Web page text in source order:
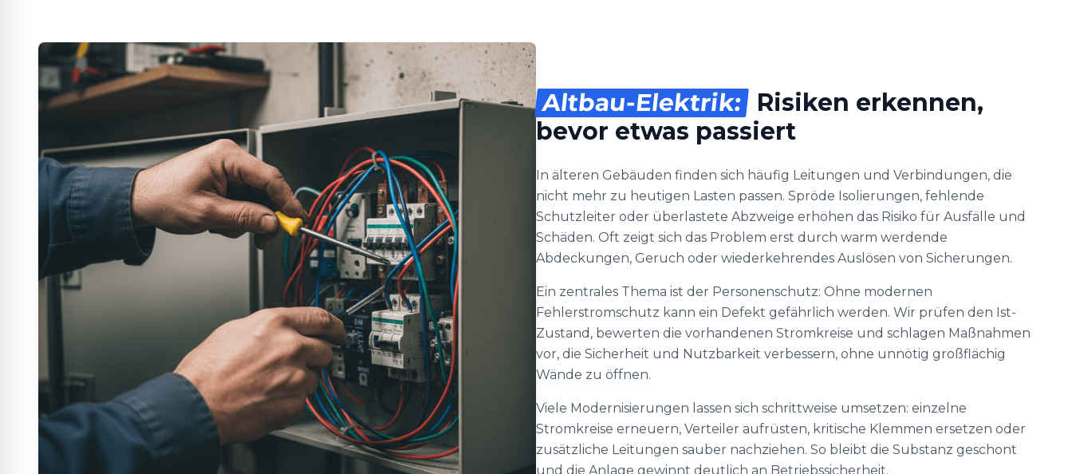
Altbau-Elektrik: Risiken erkennen,
bevor etwas passiert
In älteren Gebäuden finden sich häufig Leitungen und Verbindungen, die
nicht mehr zu heutigen Lasten passen. Spröde Isolierungen, fehlende
Schutzleiter oder überlastete Abzweige erhöhen das Risiko für Ausfälle und
Schäden. Oft zeigt sich das Problem erst durch warm werdende
Abdeckungen, Geruch oder wiederkehrendes Auslösen von Sicherungen.
Ein zentrales Thema ist der Personenschutz: Ohne modernen
Fehlerstromschutz kann ein Defekt gefährlich werden. Wir prüfen den Ist-
Zustand, bewerten die vorhandenen Stromkreise und schlagen Maßnahmen
vor, die Sicherheit und Nutzbarkeit verbessern, ohne unnötig großflächig
Wände zu öffnen.
Viele Modernisierungen lassen sich schrittweise umsetzen: einzelne
Stromkreise erneuern, Verteiler aufrüsten, kritische Klemmen ersetzen oder
zusätzliche Leitungen sauber nachziehen. So bleibt die Substanz geschont
und die Anlage gewinnt deutlich an Betriebssicherheit.